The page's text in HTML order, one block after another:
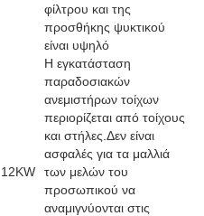
φίλτρου και της
προσθήκης ψυκτικού
είναι υψηλό
12KW
Η εγκατάσταση
παραδοσιακών
ανεμιστήρων τοίχων
περιορίζεται από τοίχους
και στήλες.Δεν είναι
ασφαλές για τα μαλλιά
των μελών του
προσωπικού να
αναμιγνύονται στις